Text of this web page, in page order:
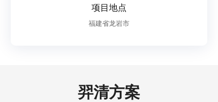
项目地点
福建省龙岩市
羿清方案